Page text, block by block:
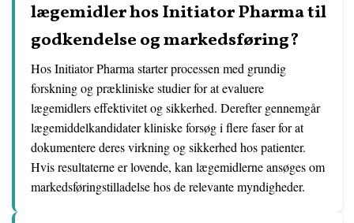
lægemidler hos Initiator Pharma til
godkendelse og markedsføring?
Hos Initiator Pharma starter processen med grundig
forskning og prækliniske studier for at evaluere
lægemidlers effektivitet og sikkerhed. Derefter gennemgår
lægemiddelkandidater kliniske forsøg i flere faser for at
dokumentere deres virkning og sikkerhed hos patienter.
Hvis resultaterne er lovende, kan lægemidlerne ansøges om
markedsføringstilladelse hos de relevante myndigheder.